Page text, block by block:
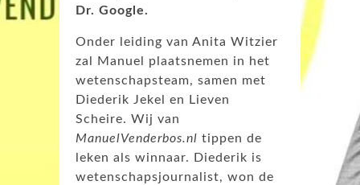
Dr. Google.
Onder leiding van Anita Witzier
zal Manuel plaatsnemen in het
wetenschapsteam, samen met
Diederik Jekel en Lieven
Scheire. Wij van
ManuelVenderbos.nl tippen de
leken als winnaar. Diederik is
wetenschapsjournalist, won de